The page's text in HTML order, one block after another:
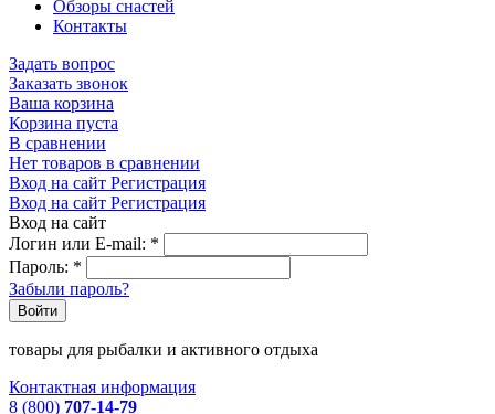
Обзоры снастей
Контакты
Задать вопрос
Заказать звонок
Ваша корзина
Корзина пуста
В сравнении
Нет товаров в сравнении
Вход на сайт Регистрация
Вход на сайт Регистрация
Вход на сайт
Логин или E-mail: *
Пароль: *
Забыли пароль?
Войти
товары для рыбалки и активного отдыха
Контактная информация
8 (800) 707-14-79